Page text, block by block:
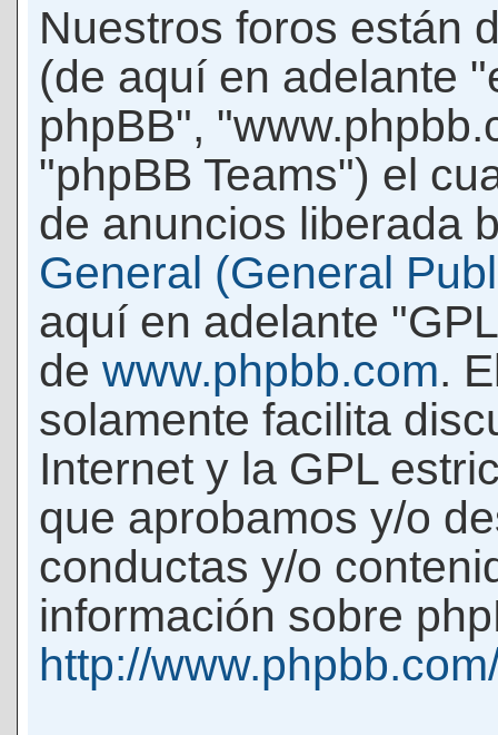
Nuestros foros están
(de aquí en adelante
phpBB",
"phpBB Teams") el
de anuncios liberada
General (General
aquí en adelante
de www.phpbb.com.
solamente facilita
Internet y la GPL
que aprobamos y/o
conductas y/o
información sobre
http://